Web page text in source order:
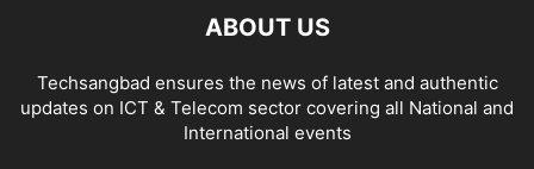
ABOUT US
Techsangbad ensures the news of latest and authentic
updates on ICT & Telecom sector covering all National and
International events